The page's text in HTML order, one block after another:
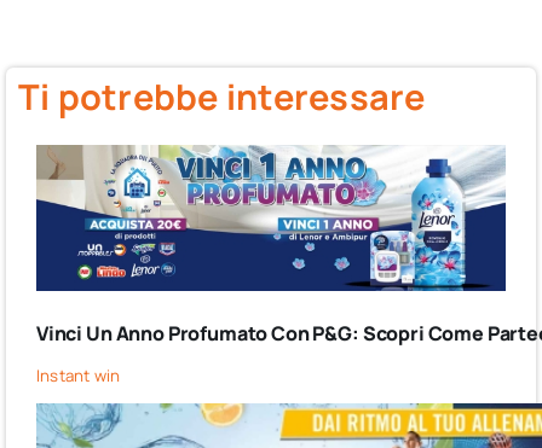
Ti potrebbe interessare
Vinci Un Anno Profumato Con P&G: Scopri Come
Instant win